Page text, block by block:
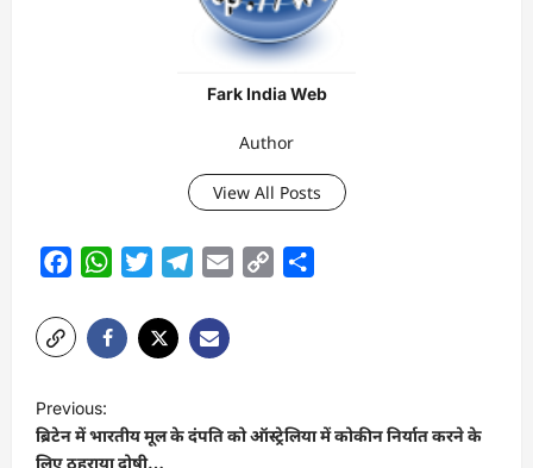
Fark India Web
Author
View All Posts
FacebookWhatsAppTwitterTelegram
Email
Copy
o
Previous:
ब्रिटेन में भारतीय मूल के दंपति को ऑस्ट्रेलिया में कोकीन निर्यात करने के
लिए ठहराया दोषी…